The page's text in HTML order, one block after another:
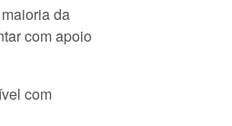
da
com apoio
com